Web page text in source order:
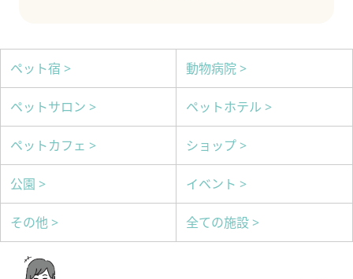
ペット宿 > 動物病院 >
ペットサロン > ペットホテル >
ペットカフェ > ショップ >
公園 > イベント >
その他 > 全ての施設 >